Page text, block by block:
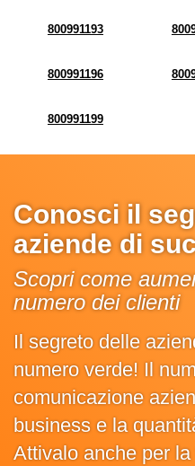
800991193
800991196
800991199
Conosci il
aziende di
Scopri come
numero dei clienti
Il segreto delle
numero verde! Il
comunicazione
business e la
Attivalo anche per